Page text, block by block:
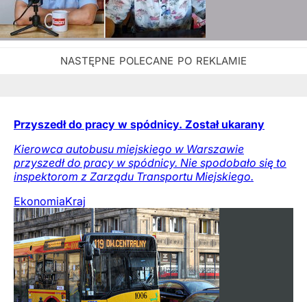
Przyszedł do pracy w spódnicy. Został ukarany
Kierowca autobusu miejskiego w Warszawie
przyszedł do pracy w spódnicy. Nie spodobało się to
inspektorom z Zarządu Transportu Miejskiego.
EkonomiaKraj